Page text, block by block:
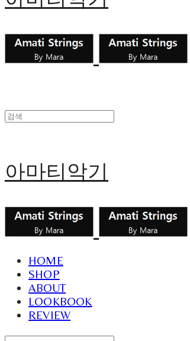
아마티악기
HOME
SHOP
ABOUT
LOOKBOOK
REVIEW